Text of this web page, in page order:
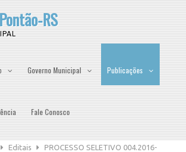
RS
Governo Municipal Publicações
Fale Conosco
Editais
PROCESSO SELETIVO 004.2016-